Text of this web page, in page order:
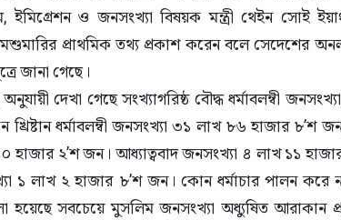
ইমিগ্রেশন ও জনসংখ্যা বিষয়ক মন্ত্রী থেইন সোই
প্রাথমিক তথ্য প্রকাশ করেন বলে সেদেশের
জানা গেছে।
দেখা গেছে সংখ্যাগরিষ্ঠ বৌদ্ধ ধর্মাবলম্বী
খ্রিষ্টান ধর্মাবলম্বী জনসংখ্যা ৩১ লাখ ৮৬ হাজার ৮’শ
হাজার ২’শ জন। আধ্যাত্ববাদ জনসংখ্যা ৪ লাখ ১১
১ লাখ ২ হাজার ৮’শ জন। কোন ধর্মাচার পালন
হয়েছে সবচেয়ে মুসলিম জনসংখ্যা অধ্যুষিত আরাকান